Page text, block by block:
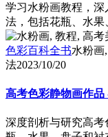
学习水粉画教程，
法，包括花瓶、水果
色彩百科全书水粉画
法2023/10/20
高考色彩静物画作
深度剖析与研究高